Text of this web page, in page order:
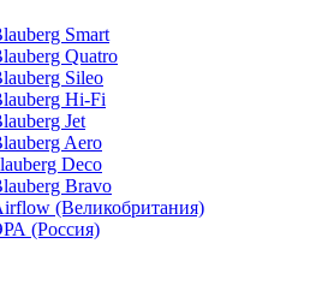
Smart
Quatro
Sileo
Hi-Fi
Jet
Aero
Deco
Bravo
(Великобритания)
(Россия)